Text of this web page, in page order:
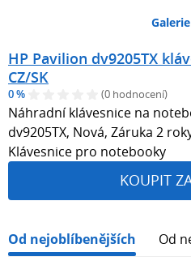
HP Pavilion dv9205TX
CZ/SK
0 % (0 hodnocení)
Náhradní klávesnice na
dv9205TX, Nová, Záruka 2
Klávesnice pro notebooky
KOUPIT
Od nejoblíbenějších Od